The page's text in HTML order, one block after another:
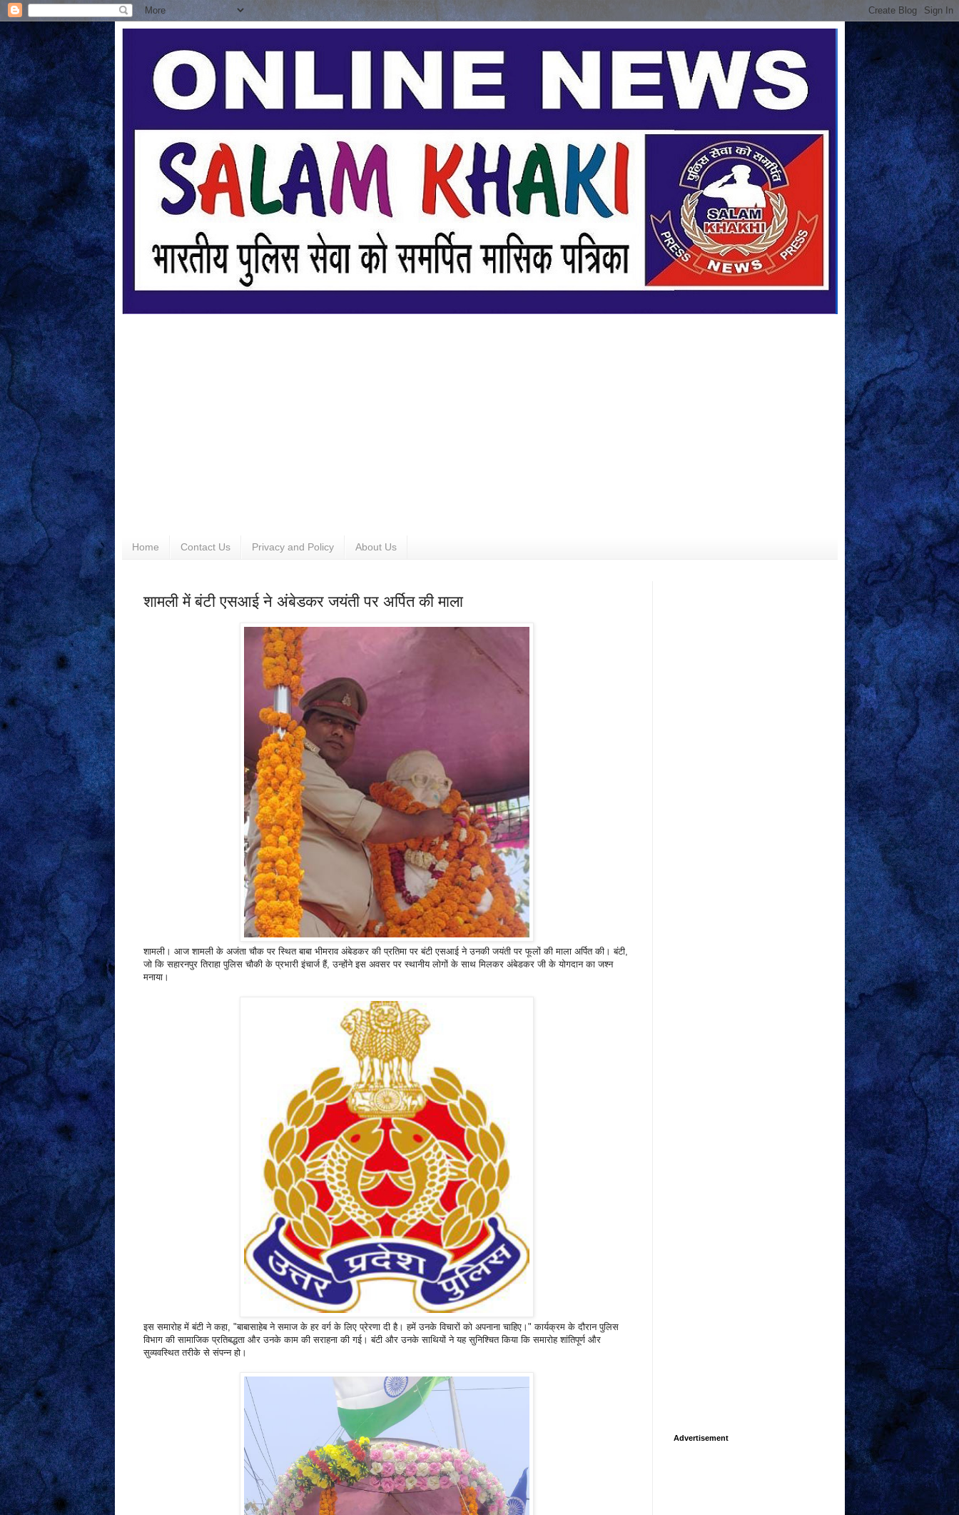
Home Contact Us Privacy and Policy About Us
शामली में बंटी एसआई ने अंबेडकर जयंती पर अर्पित की माला
शामली। आज शामली के अजंता चौक पर स्थित बाबा भीमराव अंबेडकर की प्रतिमा पर बंटी एसआई ने उनकी जयंती पर फूलों की माला अर्पित की। बंटी,
जो कि सहारनपुर तिराहा पुलिस चौकी के प्रभारी इंचार्ज हैं, उन्होंने इस अवसर पर स्थानीय लोगों के साथ मिलकर अंबेडकर जी के योगदान का जश्न
मनाया।
इस समारोह में बंटी ने कहा, "बाबासाहेब ने समाज के हर वर्ग के लिए प्रेरणा दी है। हमें उनके विचारों को अपनाना चाहिए।" कार्यक्रम के दौरान पुलिस
विभाग की सामाजिक प्रतिबद्धता और उनके काम की सराहना की गई। बंटी और उनके साथियों ने यह सुनिश्चित किया कि समारोह शांतिपूर्ण और
सुव्यवस्थित तरीके से संपन्न हो।
Advertisement